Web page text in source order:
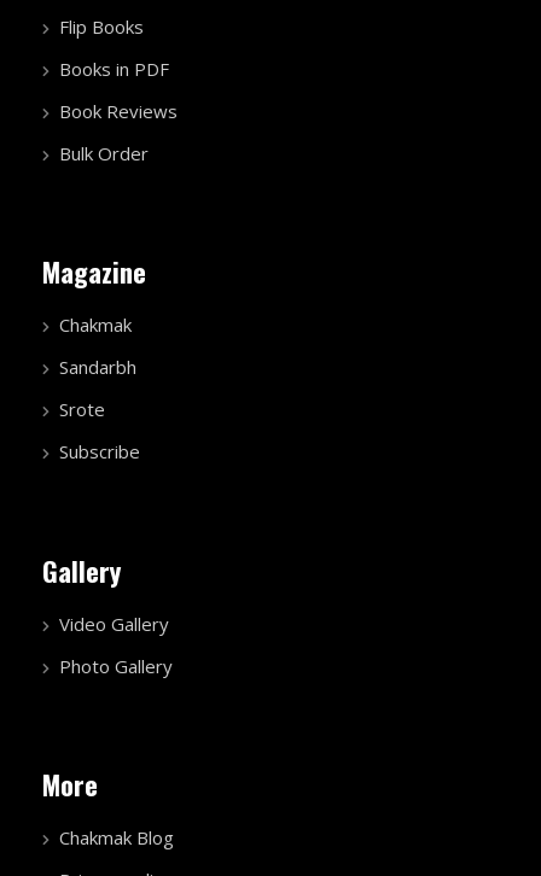
Flip Books
Books in PDF
Book Reviews
Bulk Order
Magazine
Chakmak
Sandarbh
Srote
Subscribe
Gallery
Video Gallery
Photo Gallery
More
Chakmak Blog